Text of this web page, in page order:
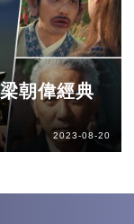
朝偉經典
2023-08-20